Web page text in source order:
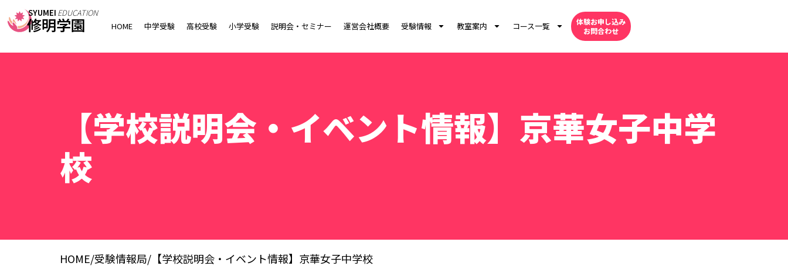
SYUMEI EDUCATION
修明学園 HOME 中学受験 高校受験 小学受験 説明会・セミナー 運営会社概要 受験情報 教室案内 コース一覧
体験お申し込み
お問合わせ
【学校説明会・イベント情報】京華女子中学
校
HOME/受験情報局/ 【学校説明会・イベント情報】京華女子中学校